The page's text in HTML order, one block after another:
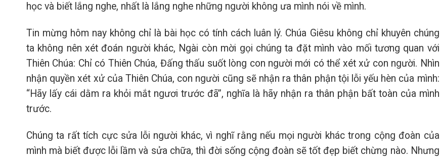
học và biết lắng nghe, nhất là lắng nghe những người không ưa mình nói về mình.
Tin mừng hôm nay không chỉ là bài học có tính cách luân lý. Chúa Giêsu không chỉ khuyên chúng
ta không nên xét đoán người khác, Ngài còn mời gọi chúng ta đặt mình vào mối tương quan với
Thiên Chúa: Chỉ có Thiên Chúa, Đấng thấu suốt lòng con người mới có thể xét xử con người. Nhìn
nhận quyền xét xử của Thiên Chúa, con người cũng sẽ nhận ra thân phận tội lỗi yếu hèn của mình:
“Hãy lấy cái dằm ra khỏi mắt ngươi trước đã”, nghĩa là hãy nhận ra thân phận bất toàn của mình
trước.
Chúng ta rất tích cực sửa lỗi người khác, vì nghĩ rằng nếu mọi người khác trong cộng đoàn của
mình mà biết được lỗi lầm và sửa chữa, thì đời sống cộng đoàn sẽ tốt đẹp biết chừng nào. Nhưng